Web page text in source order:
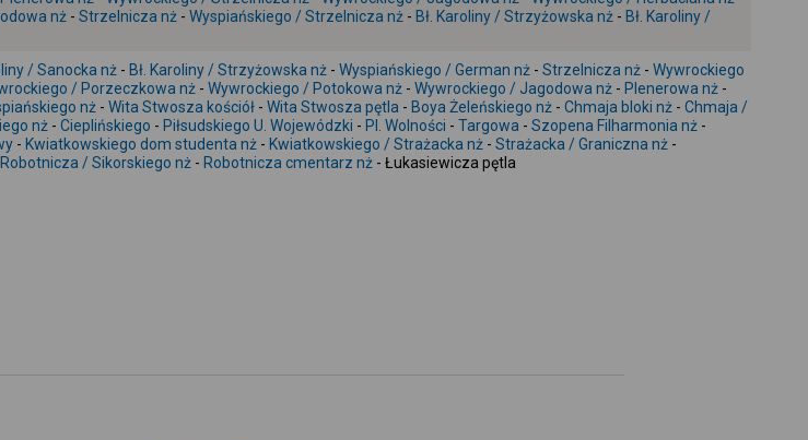
-
nż - Strzelnicza nż - Wyspiańskiego / Strzelnicza nż - Bł. Karoliny / Strzyżowska nż - Bł. Karoliny /
/ Sanocka nż - Bł. Karoliny / Strzyżowska nż - Wyspiańskiego / German nż - Strzelnicza nż - Wywrockiego
/ Porzeczkowa nż - Wywrockiego / Potokowa nż - Wywrockiego / Jagodowa nż - Plenerowa nż -
nż - Wita Stwosza kościół - Wita Stwosza pętla - Boya Żeleńskiego nż - Chmaja bloki nż - Chmaja /
nż - Cieplińskiego - Piłsudskiego U. Wojewódzki - Pl. Wolności - Targowa - Szopena Filharmonia nż -
- Kwiatkowskiego dom studenta nż - Kwiatkowskiego / Strażacka nż - Strażacka / Graniczna nż -
Robotnicza / Sikorskiego nż - Robotnicza cmentarz nż - Łukasiewicza pętla